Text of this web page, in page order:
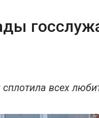
всех